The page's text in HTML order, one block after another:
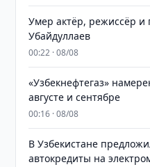
Умер актёр, режиссёр и
Убайдуллаев
00:22 · 08/08
«Узбекнефтегаз»
августе и сентябре
00:16 · 08/08
В Узбекистане
автокредиты на